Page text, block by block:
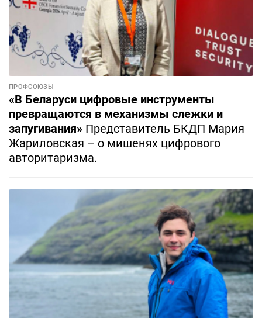
ПРОФСОЮЗЫ
«В Беларуси цифровые инструменты
превращаются в механизмы слежки и
запугивания» Представитель БКДП Мария
Жариловская – о мишенях цифрового
авторитаризма.